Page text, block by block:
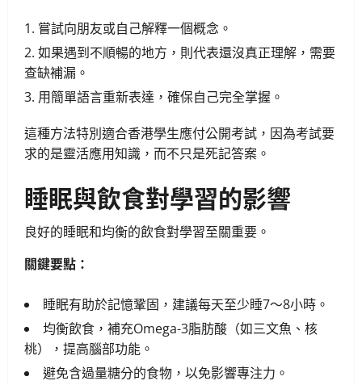
嘗試向朋友或自己解釋一個概念。
如果遇到不順暢的地方，則代表還沒真正理解，需要
查缺補漏。
用簡單語言重新表達，確保自己完全掌握。
這種方法特別適合香港學生應付公開考試，因為考試要
求的是靈活應用知識，而不只是死記答案。
睡眠與飲食對學習的影響
良好的睡眠和均衡的飲食對學習至關重要。
關鍵要點：
睡眠有助於記憶鞏固，建議每天至少睡7～8小時。
均衡飲食，補充Omega-3脂肪酸（如三文魚、核
桃），提高腦部功能。
避免含過量糖分的食物，以免影響專注力。